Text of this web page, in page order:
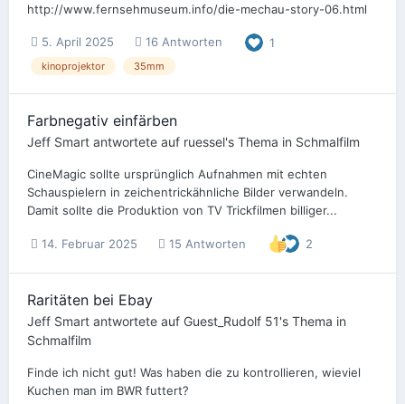
http://www.fernsehmuseum.info/die-mechau-story-06.html
5. April 2025 16 Antworten 1
kinoprojektor 35mm
Farbnegativ einfärben
Jeff Smart antwortete auf ruessel's Thema in Schmalfilm
CineMagic sollte ursprünglich Aufnahmen mit echten
Schauspielern in zeichentrickähnliche Bilder verwandeln.
Damit sollte die Produktion von TV Trickfilmen billiger...
14. Februar 2025 15 Antworten 2
Raritäten bei Ebay
Jeff Smart antwortete auf Guest_Rudolf 51's Thema in
Schmalfilm
Finde ich nicht gut! Was haben die zu kontrollieren, wieviel
Kuchen man im BWR futtert?